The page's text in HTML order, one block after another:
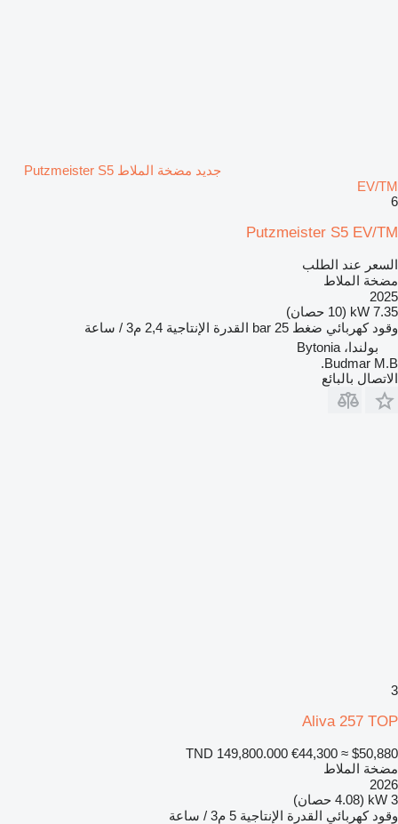
جديد مضخة الملاط Putzmeister S5
EV/TM
6
Putzmeister S5 EV/TM
السعر عند الطلب
مضخة الملاط
2025
7.35 kW (10 حصان)
وقود كهربائي ضغط 25 bar القدرة الإنتاجية 2,4 م3 / ساعة
بولندا، Bytonia
Budmar M.B.
الاتصال بالبائع
3
Aliva 257 TOP
TND 149,800.000 €44,300 ≈ $50,880
مضخة الملاط
2026
3 kW (4.08 حصان)
وقود كهربائي القدرة الإنتاجية 5 م3 / ساعة